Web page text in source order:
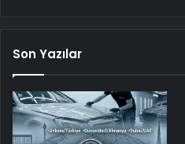
Son Yazılar